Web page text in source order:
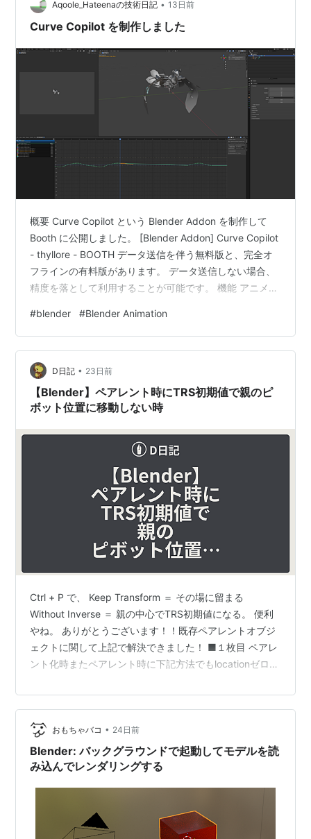
ートパソコン GeForce RTX 5060 Core 7 プロセッサー
240H メモリ 32GB SSD 512GB 16…
Aqoole_Hateenaの技術日記 • 13日前
Curve Copilot を制作しました
概要 Curve Copilot という Blender Addon を制作して
Booth に公開しました。 [Blender Addon] Curve Copilot
- thyllore - BOOTH データ送信を伴う無料版と、完全オ
フラインの有料版があります。 データ送信しない場合、
精度を落として利用することが可能です。 機能 アニメー
イン時刻より前の64キーフレーム（もしくは32キーフレ
ーム）の内容からAIが次の30キーフレームほどを予測
し、画面上に候補として表示します。 Curve Copilot は
勝手に書き換える…
#blender #Blender Animation
D日記 • 23日前
【Blender】ペアレント時にTRS初期値で親のピ
ボット位置に移動しない時
Ctrl + P で、 Keep Transform ＝ その場に留まる
Without Inverse ＝ 親の中心でTRS初期値になる。 便利
やね。 ありがとうございます！！既存ペアレントオブジ
ェクトに関して上記で解決できました！ ■１枚目 ペアレ
ント化時またペアレント時に下記方法でもlocationゼロ原
Inverse) ■２枚目 既存子オブジェクト…
pic.twitter.com/dt08kGrKLg— ですぽんた
(@deathponta) 2026年7月5日
おもちゃバコ • 24日前
Blender: バックグラウンドで起動してモデルを読
み込んでレンダリングする